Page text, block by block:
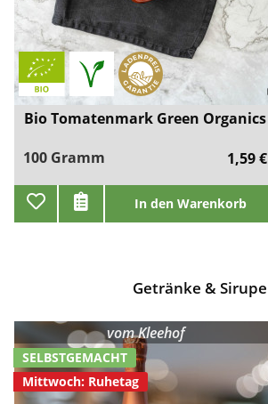
Bio Tomatenmark Green Organics
100 Gramm
1,59 €
In den Warenkorb
Getränke & Sirupe
SELBSTGEMACHT
Mittwoch: Ruhetag
vomKleehof